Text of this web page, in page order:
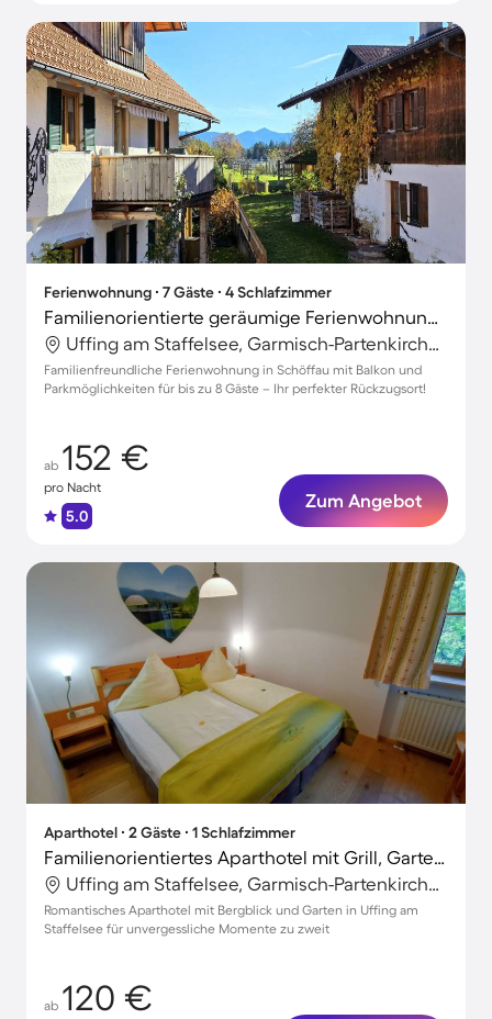
Ferienwohnung ∙ 7 Gäste ∙ 4 Schlafzimmer
Familienorientierte geräumige Ferienwohnung | Naturblick | Perfekt für die Arbeit von Zuhause
Uffing am Staffelsee, Garmisch-Partenkirchen, Deutschland
Familienfreundliche Ferienwohnung in Schöffau mit Balkon und
Parkmöglichkeiten für bis zu 8 Gäste – Ihr perfekter Rückzugsort!
ab 152 €
pro Nacht
5.0
Zum Angebot
Aparthotel ∙ 2 Gäste ∙ 1 Schlafzimmer
Familienorientiertes Aparthotel mit Grill, Garten und Terrasse | Bergblick
Uffing am Staffelsee, Garmisch-Partenkirchen, Deutschland
Romantisches Aparthotel mit Bergblick und Garten in Uffing am
Staffelsee für unvergessliche Momente zu zweit
ab 120 €